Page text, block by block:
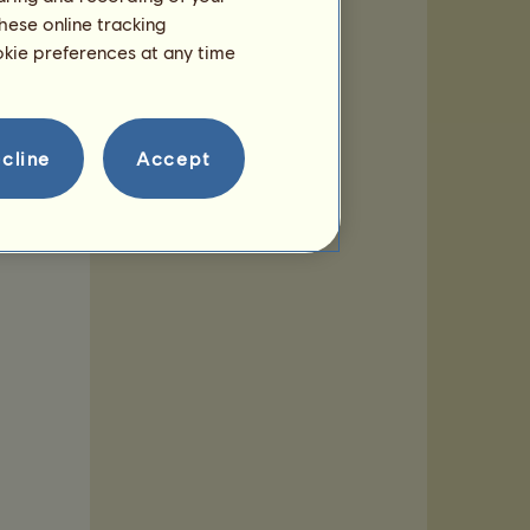
online tracking
preferences at any time
Accept